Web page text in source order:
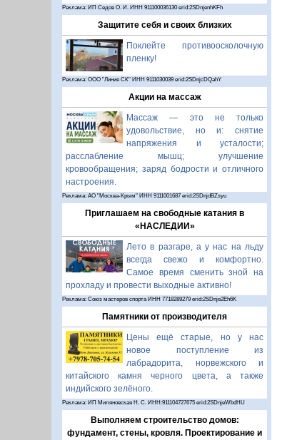
Реклама: ИП Седов О. И. ИНН 911100036130 erid:2SDnjenhKFh
Защитите себя и своих близких
Поклейте противоосколочную
пленку!
Реклама: ООО "Линия СК" ИНН 9111030039 erid:2SDnjcDQahY
Акции на массаж
Массаж — это не только
удовольствие, но и: снятие
напряжения и усталости;
расслабление мышц; улучшение
кровообращения; заряд бодрости и отличного
настроения.
Реклама: АО "Москва-Крым" ИНН 9111001687 erid:2SDnjdBZsyu
Приглашаем на свободные катания в
«НАСЛЕДИИ»
Лето в разгаре, а у нас на льду
всегда свежо и комфортно.
Самое время сменить зной на
прохладу и провести выходные активно!
Реклама: Союз мастеров спорта ИНН 7718289279 erid:2SDnje2Eh6K
Памятники от производителя
Цены ещё старые, но у нас
новое поступление из
лабрадорита, норвежского и
китайского камня черного цвета, а также
индийского зелёного.
Реклама: ИП Миляновская Н. С. ИНН:911104727675 erid:2SDnjeWbdHU
Выполняем строительство домов:
фундамент, стены, кровля. Проектирование и